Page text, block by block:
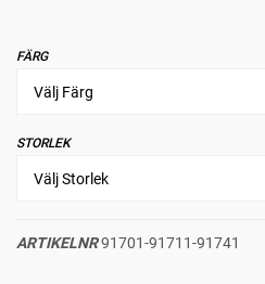
FÄRG
STORLEK
ARTIKELNR91701-91711-91741